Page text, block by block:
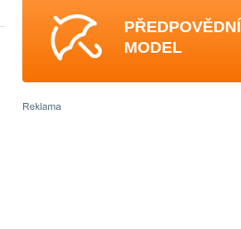
PŘEDPOVĚDNÍ
MODEL